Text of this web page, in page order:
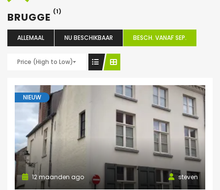
BRUGGE (1)
ALLEMAAL NU BESCHIKBAAR BESCH. VANAF SEP.
Price (High to Low)
NIEUW
steven
12 maanden ago